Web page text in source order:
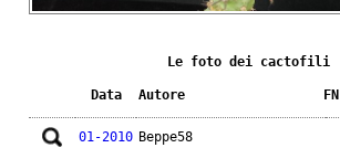
Le foto dei cactofili
Data Autore FN
01-2010 Beppe58